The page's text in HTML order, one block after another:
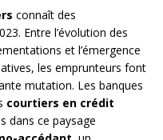
connaît des
Entre l’évolution des
et l’émergence
les emprunteurs font
mutation. Les banques
courtiers en crédit
dans ce paysage